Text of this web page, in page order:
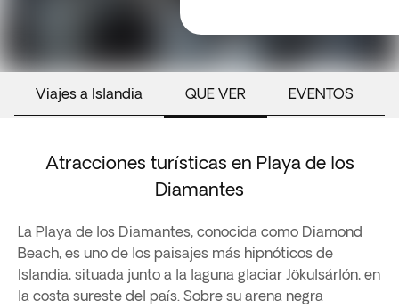
Viajes a Islandia QUE VER EVENTOS
Atracciones turísticas en Playa de los
Diamantes
La Playa de los Diamantes, conocida como Diamond
Beach, es uno de los paisajes más hipnóticos de
Islandia, situada junto a la laguna glaciar Jökulsárlón, en
la costa sureste del país. Sobre su arena negra